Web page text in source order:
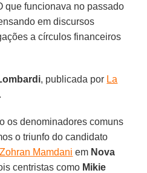
que funcionava no passado
em discursos
a círculos financeiros
, publicada por La
os denominadores comuns
o triunfo do candidato
Zohran Mamdani em Nova
centristas como Mikie